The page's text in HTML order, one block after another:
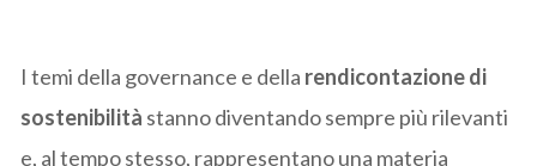
I temi della governance e della rendicontazione di
sostenibilità stanno diventando sempre più rilevanti
e, al tempo stesso, rappresentano una materia